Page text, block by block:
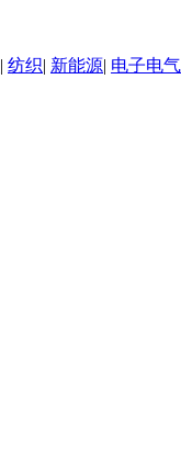
| 纺织| 新能源| 电子电气